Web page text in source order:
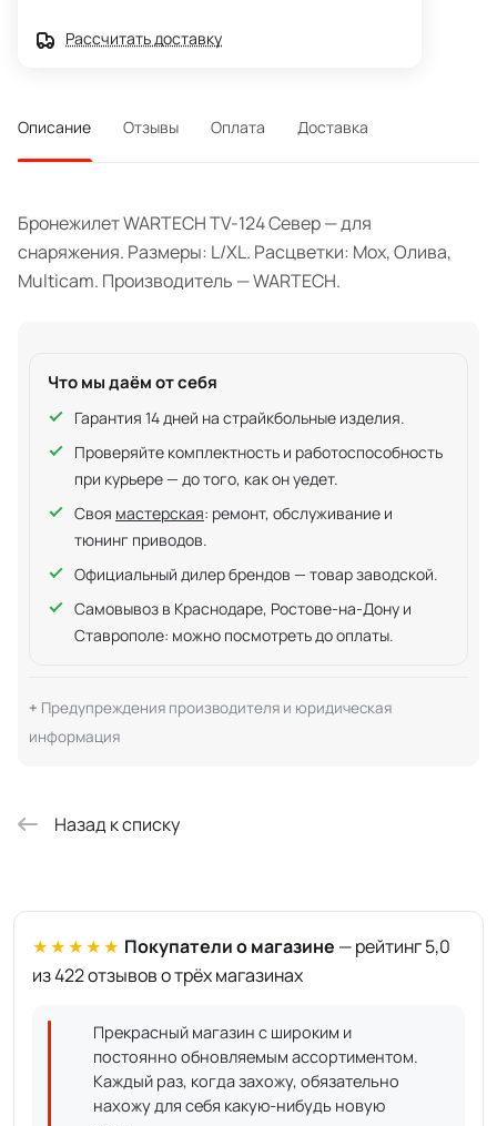
Рассчитать доставку
Описание Отзывы Оплата Доставка
Бронежилет WARTECH TV-124 Север — для
снаряжения. Размеры: L/XL. Расцветки: Мох, Олива,
Multicam. Производитель — WARTECH.
Что мы даём от себя
Гарантия 14 дней на страйкбольные изделия.
Проверяйте комплектность и работоспособность
при курьере — до того, как он уедет.
Своя мастерская: ремонт, обслуживание и
тюнинг приводов.
Официальный дилер брендов — товар заводской.
Самовывоз в Краснодаре, Ростове-на-Дону и
Ставрополе: можно посмотреть до оплаты.
Предупреждения производителя и юридическая
информация
Назад к списку
★★★★★ Покупатели о магазине — рейтинг 5,0
из 422 отзывов о трёх магазинах
Прекрасный магазин с широким и
постоянно обновляемым ассортиментом.
Каждый раз, когда захожу, обязательно
нахожу для себя какую-нибудь новую